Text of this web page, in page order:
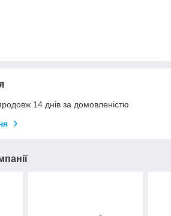
14 днів за домовленістю